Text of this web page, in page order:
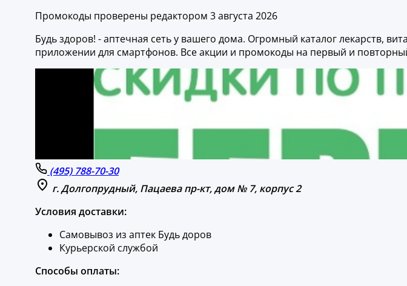
Промокоды проверены редактором 3 августа 2026
Будь здоров! - аптечная сеть у вашего дома. Огромный каталог лекарств,
приложении для смартфонов. Все акции и промокоды на первый и
(495) 788-70-30
г. Долгопрудный, Пацаева пр-кт, дом № 7, корпус 2
Условия доставки:
Самовывоз из аптек Будь доров
Курьерской службой
Способы оплаты: